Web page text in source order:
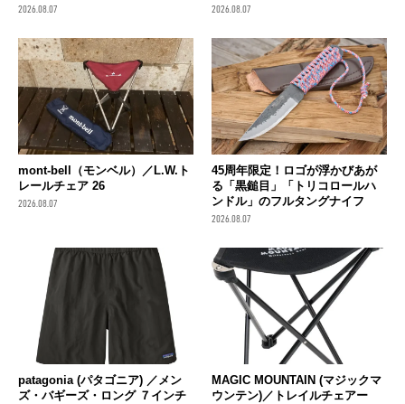
2026.08.07 2026.08.07
mont-bell（モンベル）／L.W.ト
レールチェア 26
2026.08.07
45周年限定！ロゴが浮かびあが
る「黒鎚目」「トリコロールハ
ンドル」のフルタングナイフ
2026.08.07
patagonia (パタゴニア) ／メン
ズ・バギーズ・ロング ７インチ
MAGIC MOUNTAIN (マジックマ
ウンテン)／トレイルチェアー